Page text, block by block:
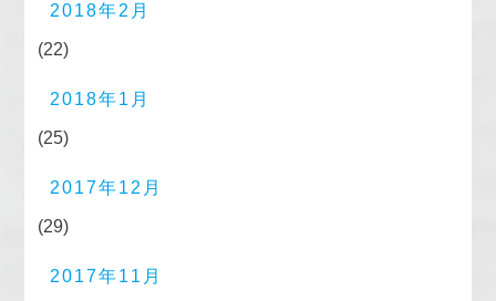
2018年2月
(22)
2018年1月
(25)
2017年12月
(29)
2017年11月